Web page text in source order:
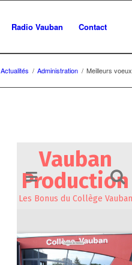
Radio Vauban Contact
Actualités / Administration / Meilleurs voeux